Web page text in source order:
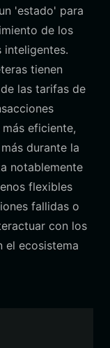
'estado' para
de los
tienen
las tarifas de
eficiente,
durante la
notablemente
flexibles
fallidas o
con los
el ecosistema